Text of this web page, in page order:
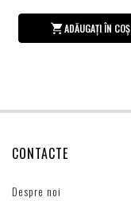
ADĂUGAȚI ÎN COȘ
CONTACTE
Despre noi